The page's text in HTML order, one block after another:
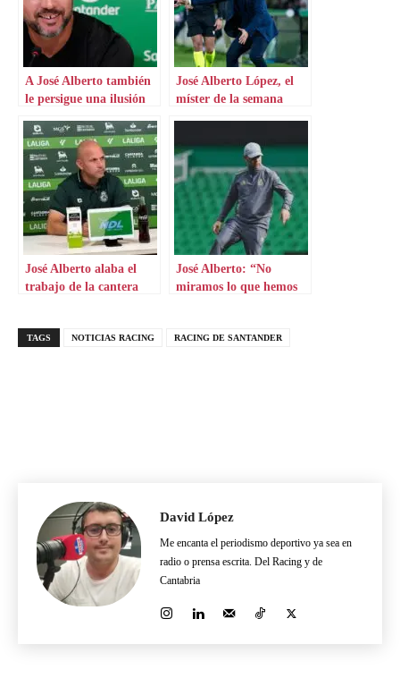
A José Alberto también
le persigue una ilusión
José Alberto López, el
míster de la semana
José Alberto alaba el
trabajo de la cantera
José Alberto: “No
miramos lo que hemos
TAGS NOTICIAS RACING RACING DE SANTANDER
David López
Me encanta el periodismo deportivo ya sea en
radio o prensa escrita. Del Racing y de
Cantabria